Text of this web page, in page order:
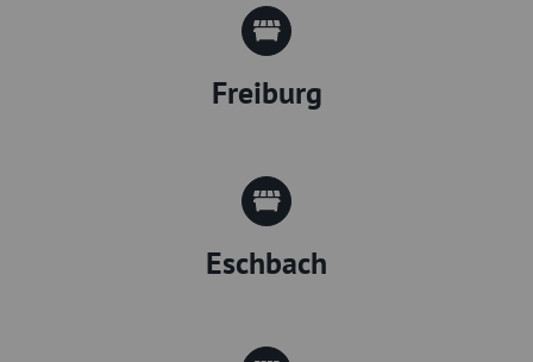
Freiburg
Eschbach